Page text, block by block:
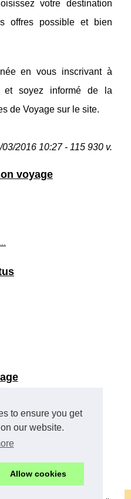
to ensure you get
our website.
Allow cookies
votre destination
offres possible et bien
en vous inscrivant à
et soyez informé de la
de Voyage sur le site.
03/2016 10:27 - 115 930 v.
voyage